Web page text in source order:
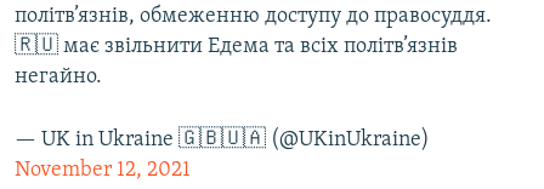
політв’язнів, обмеженню доступу до правосуддя.
🇷🇺 має звільнити Едема та всіх політв’язнів
негайно.
— UK in Ukraine 🇬🇧🇺🇦 (@UKinUkraine)
November 12, 2021